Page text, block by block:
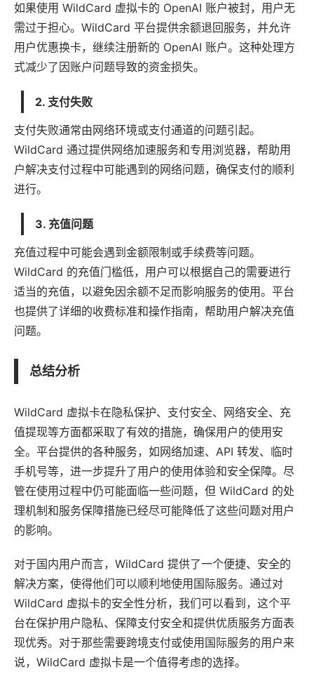
如果使用 WildCard 虚拟卡的 OpenAI 账户被封，用户无
需过于担心。WildCard 平台提供余额退回服务，并允许
用户优惠换卡，继续注册新的 OpenAI 账户。这种处理方
式减少了因账户问题导致的资金损失。
2. 支付失败
支付失败通常由网络环境或支付通道的问题引起。
WildCard 通过提供网络加速服务和专用浏览器，帮助用
户解决支付过程中可能遇到的网络问题，确保支付的顺利
进行。
3. 充值问题
充值过程中可能会遇到金额限制或手续费等问题。
WildCard 的充值门槛低，用户可以根据自己的需要进行
适当的充值，以避免因余额不足而影响服务的使用。平台
也提供了详细的收费标准和操作指南，帮助用户解决充值
问题。
总结分析
WildCard 虚拟卡在隐私保护、支付安全、网络安全、充
值提现等方面都采取了有效的措施，确保用户的使用安
全。平台提供的各种服务，如网络加速、API 转发、临时
手机号等，进一步提升了用户的使用体验和安全保障。尽
管在使用过程中仍可能面临一些问题，但 WildCard 的处
理机制和服务保障措施已经尽可能降低了这些问题对用户
的影响。
对于国内用户而言，WildCard 提供了一个便捷、安全的
解决方案，使得他们可以顺利地使用国际服务。通过对
WildCard 虚拟卡的安全性分析，我们可以看到，这个平
台在保护用户隐私、保障支付安全和提供优质服务方面表
现优秀。对于那些需要跨境支付或使用国际服务的用户来
说，WildCard 虚拟卡是一个值得考虑的选择。